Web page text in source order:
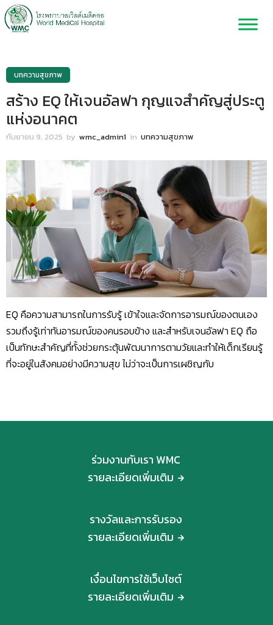
บทความสุขภาพ
สร้าง EQ ให้เจนอัลฟา กุญแจสำคัญสู่ประตู
แห่งอนาคต
กันยายน 9, 2025 by wmc_admin1 in บทความสุขภาพ
EQ คือความสามารถในการรับรู้ เข้าใจและจัดการอารมณ์ของตนเอง
รวมถึงรู้เท่าทันอารมณ์ของคนรอบข้าง และสำหรับเจนอัลฟา EQ ถือ
เป็นทักษะสำคัญที่ทั้งช่วยกระตุ้นพัฒนาการตามวัยและทำให้เด็กเรียนรู้
ที่จะอยู่ในสังคมอย่างมีความสุข ไม่ว่าจะเป็นการเผชิญกับ
ร่วมงานกับเรา WMC
รายละเอียดเพิ่มเติม
รางวัลและการรับรอง
รายละเอียดเพิ่มเติม
เงื่อนไขการใช้เว็บไซต์
รายละเอียดเพิ่มเติม